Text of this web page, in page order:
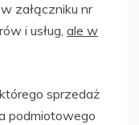
załączniku nr
i usług, ale w
sprzedaż
podmiotowego